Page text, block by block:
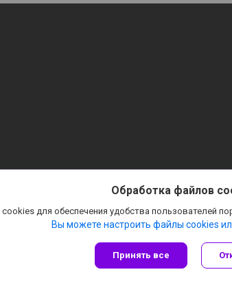
Сайт создан на платформе
Политика обработки файлов
Обработка файлов
для обеспечения удобства пользователей
Вы можете настроить файлы cookies
Принять все
ТАБЛИЧКИ. СТЕНДЫ. ВСЕ ДЛЯ ОФОРМЛЕНИЯ. |
Select Language ▼